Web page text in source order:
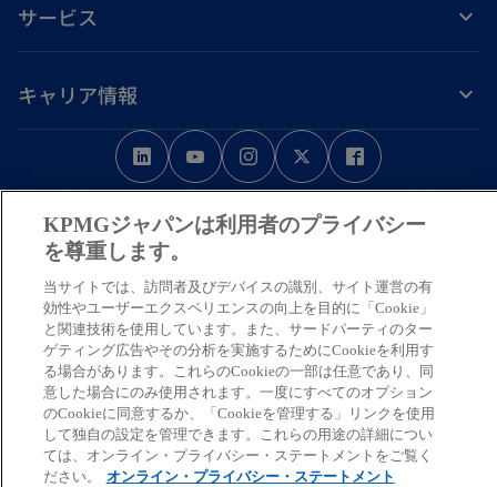
サービス
キャリア情報
新
し
タ
ブ
で
開
く
新
し
い
タ
で
開
く
新
し
タ
で
開
く
新
し
タ
で
開
く
新
タ
で
開
く
免責事項プライバシーポリシーアクセシビリティーヘルプ通報窓口
© 2026 KPMG AZSA LLC, a limited liability audit corporation
a member firm of the KPMG global organization of independent member
firms affiliated with KPMG International Limited, a private English
company limited by guarantee. All rights reserved. © 2026 KPMG Tax
Corporation, a tax corporation incorporated under the Japanese CPTA
Law and a member firm of the KPMG global organization of independent
member firms affiliated with KPMG International Limited, a private
English company limited by guarantee. All rights reserved.
For more detail about the structure of the KPMG global organization
KPMGジャパンは利用者のプライバシー
を尊重します。
当サイトでは、訪問者及びデバイスの識別、サイト運営の有
効性やユーザーエクスペリエンスの向上を目的に「Cookie」
と関連技術を使用しています。また、サードパーティのター
ゲティング広告やその分析を実施するためにCookieを利用す
る場合があります。これらのCookieの一部は任意であり、同
意した場合にのみ使用されます。一度にすべてのオプション
のCookieに同意するか、「Cookieを管理する」リンクを使用
して独自の設定を管理できます。これらの用途の詳細につい
ては、オンライン・プライバシー・ステートメントをご覧く
ださい。
オンライン・プライバシー・ステートメント